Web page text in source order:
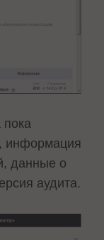
пока
информация
данные о
аудита.